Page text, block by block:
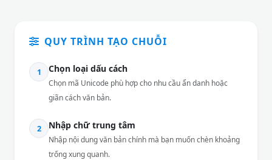
QUY TRÌNH TẠO CHUỖI
1 Chọn loại dấu cách
Chọn mã Unicode phù hợp cho nhu cầu ẩn danh hoặc
giãn cách văn bản.
2 Nhập chữ trung tâm
Nhập nội dung văn bản chính mà bạn muốn chèn khoảng
trống xung quanh.